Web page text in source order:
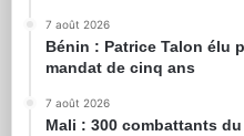
7 août 2026
Bénin : Patrice Talon élu
mandat de cinq ans
7 août 2026
Mali : 300 combattants